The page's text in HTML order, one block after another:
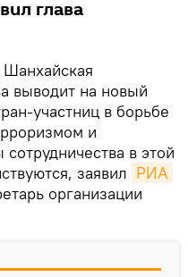
глава
Шанхайская
выводит на новый
участниц в борьбе
и
в этой
заявил РИА
организации